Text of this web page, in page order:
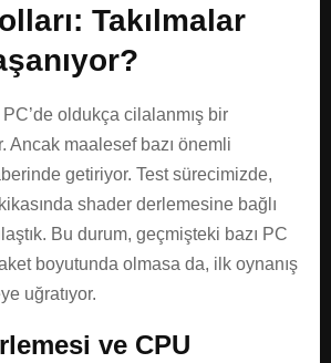
Takılmalar
oldukça cilalanmış bir
Ancak maalesef bazı önemli
getiriyor. Test sürecimizde,
shader derlemesine bağlı
Bu durum, geçmişteki bazı PC
boyutunda olmasa da, ilk oynanış
uğratıyor.
ve CPU